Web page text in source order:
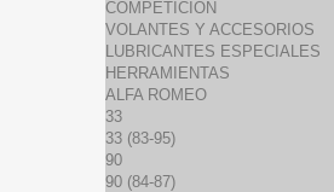
COMPETICIÓN
VOLANTES Y ACCESORIOS
LUBRICANTES ESPECIALES
HERRAMIENTAS
ALFA ROMEO
33
33 (83-95)
90
90 (84-87)